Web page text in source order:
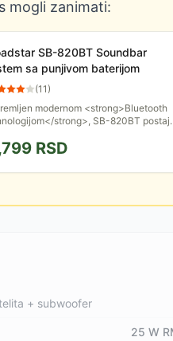
mogli zanimati:
SB-820BT Soundbar
sa punjivom baterijom
(11)
modernom <strong>Bluetooth
strong>, SB-820BT
filmova ili...
RSD
+ subwoofer
25 W